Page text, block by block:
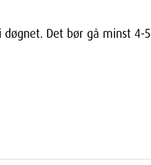
Det bør gå minst 4-5